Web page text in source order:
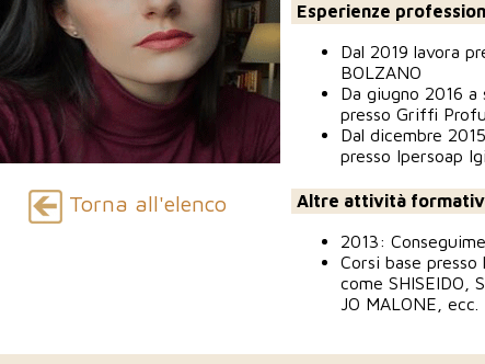
Torna all'elenco
Esperienze
Dal 2019 lavora
BOLZANO
Da giugno 2016
presso Griffi
Dal dicembre
presso Ipersoap
Altre attività
2013:
Corsi base
come SHISEIDO,
JO MALONE, ecc.